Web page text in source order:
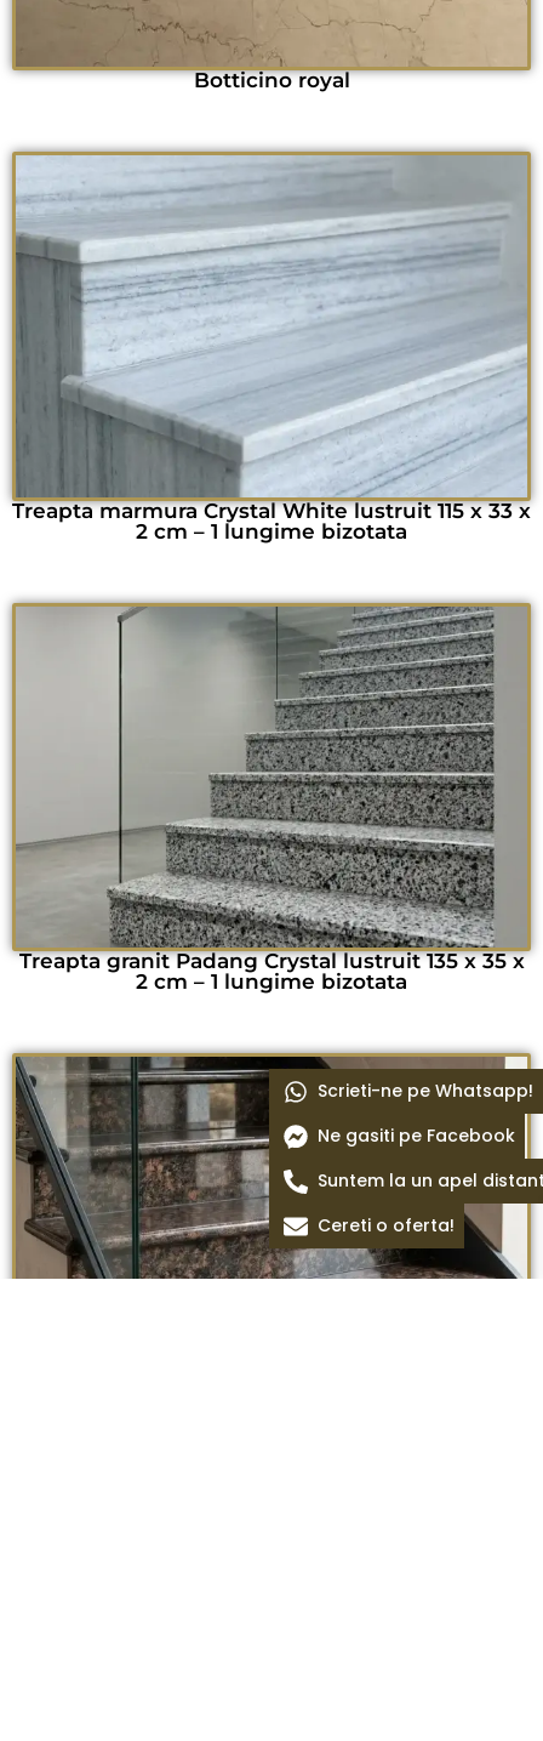
Botticino royal
Treapta marmura Crystal White lustruit 115 x 33 x
2 cm – 1 lungime bizotata
Treapta granit Padang Crystal lustruit 135 x 35 x
2 cm – 1 lungime bizotata
Scrieti-ne pe Whatsapp!
Ne gasiti pe Facebook
Suntem la un apel
Cereti o oferta!